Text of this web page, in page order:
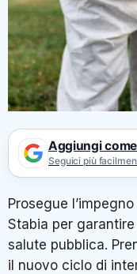
Aggiungi
Seguici più
Prosegue
Stabia per
salute pubblica.
il nuovo ciclo di